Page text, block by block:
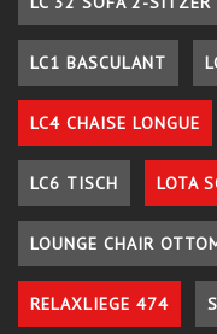
LC1 BASCULANT
LC4 CHAISE LONGUE
LC6 TISCH LOTA
LOUNGE CHAIR
RELAXLIEGE 474